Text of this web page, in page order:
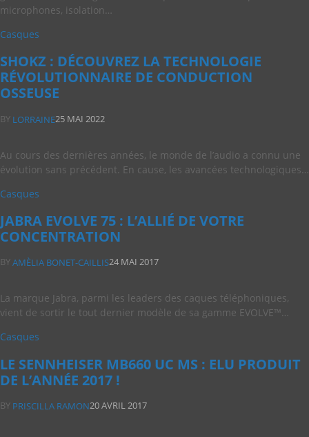
microphones, isolation…
Casques
SHOKZ : DÉCOUVREZ LA TECHNOLOGIE
RÉVOLUTIONNAIRE DE CONDUCTION
OSSEUSE
BY LORRAINE25 MAI 2022
Au cours des dernières années, le monde de l’audio a connu une
évolution sans précédent. En cause, les avancées technologiques…
Casques
JABRA EVOLVE 75 : L’ALLIÉ DE VOTRE
CONCENTRATION
BYAMÈLIA BONET-CAILLIS24 MAI 2017
La marque Jabra, parmi les leaders des caques téléphoniques,
vient de sortir le tout dernier modèle de sa gamme EVOLVE™…
Casques
LE SENNHEISER MB660 UC MS : ELU PRODUIT
DE L’ANNÉE 2017 !
BY PRISCILLA RAMON20 AVRIL 2017